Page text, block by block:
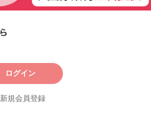
ログイン
新規会員登録